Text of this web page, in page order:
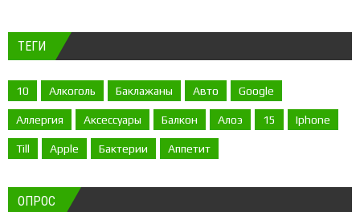
ТЕГИ
10 Алкоголь Баклажаны Авто Google
Аллергия Аксессуары Балкон Алоэ 15 Iphone
Till Apple Бактерии Аппетит
ОПРОС